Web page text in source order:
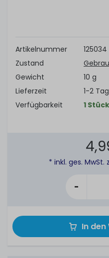
Artikelnummer
125034
Zustand
Gewicht
10 g
Lieferzeit
1-2
Verfügbarkeit
1
* inkl. ges. MwSt.
-
In